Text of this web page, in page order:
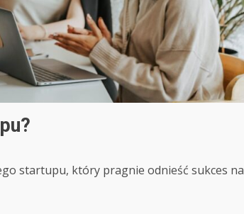
startupu, który pragnie odnieść sukces na